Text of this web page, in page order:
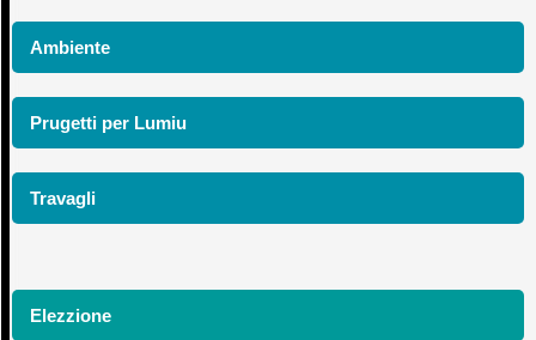
Ambiente
Prugetti per Lumiu
Travagli
Elezzione